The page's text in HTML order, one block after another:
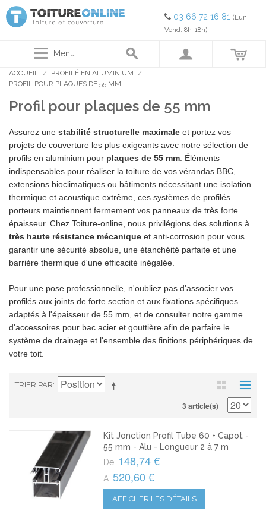
03 66 72 16 81 (Lun.
Vend. 8h-18h)
Menu
ACCUEIL / PROFILÉ EN ALUMINIUM /
PROFIL POUR PLAQUES DE 55 MM
Profil pour plaques de 55 mm
Assurez une stabilité structurelle maximale et portez vos
projets de couverture les plus exigeants avec notre sélection de
profils en aluminium pour plaques de 55 mm . Éléments
indispensables pour réaliser la toiture de vos vérandas BBC,
extensions bioclimatiques ou bâtiments nécessitant une isolation
thermique et acoustique extrême, ces systèmes de profilés
porteurs maintiennent fermement vos panneaux de très forte
épaisseur. Chez Toiture-online, nous privilégions des solutions à
très haute résistance mécanique et anti-corrosion pour vous
garantir une sécurité absolue, une étanchéité parfaite et une
barrière thermique d'une efficacité inégalée.
Pour une pose professionnelle, n'oubliez pas d'associer vos
profilés aux joints de forte section et aux fixations spécifiques
adaptés à l'épaisseur de 55 mm, et de consulter notre gamme
d'accessoires pour bac acier et gouttière afin de parfaire le
système de drainage et l'ensemble des finitions périphériques de
votre toit.
TRIER PAR
3 article(s)
Kit Jonction Profil Tube 60 + Capot -
55 mm - Alu - Longueur 2 à 7 m
De: 148,74 €
A: 520,60 €
AFFICHER LES DÉTAILS